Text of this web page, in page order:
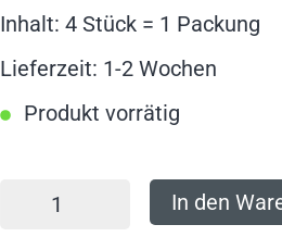
Inhalt: 4 Stück = 1 Packung
Lieferzeit: 1-2 Wochen
Produkt vorrätig
In den